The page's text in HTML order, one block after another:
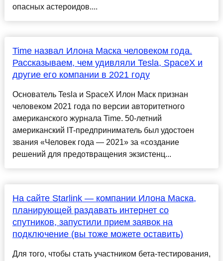
опасных астероидов....
Time назвал Илона Маска человеком года.
Рассказываем, чем удивляли Tesla, SpaceX и
другие его компании в 2021 году
Основатель Tesla и SpaceX Илон Маск признан
человеком 2021 года по версии авторитетного
американского журнала Time. 50-летний
американский IT-предприниматель был удостоен
звания «Человек года — 2021» за «создание
решений для предотвращения экзистенц...
На сайте Starlink — компании Илона Маска,
планирующей раздавать интернет со
спутников, запустили прием заявок на
подключение (вы тоже можете оставить)
Для того, чтобы стать участником бета-тестирования,